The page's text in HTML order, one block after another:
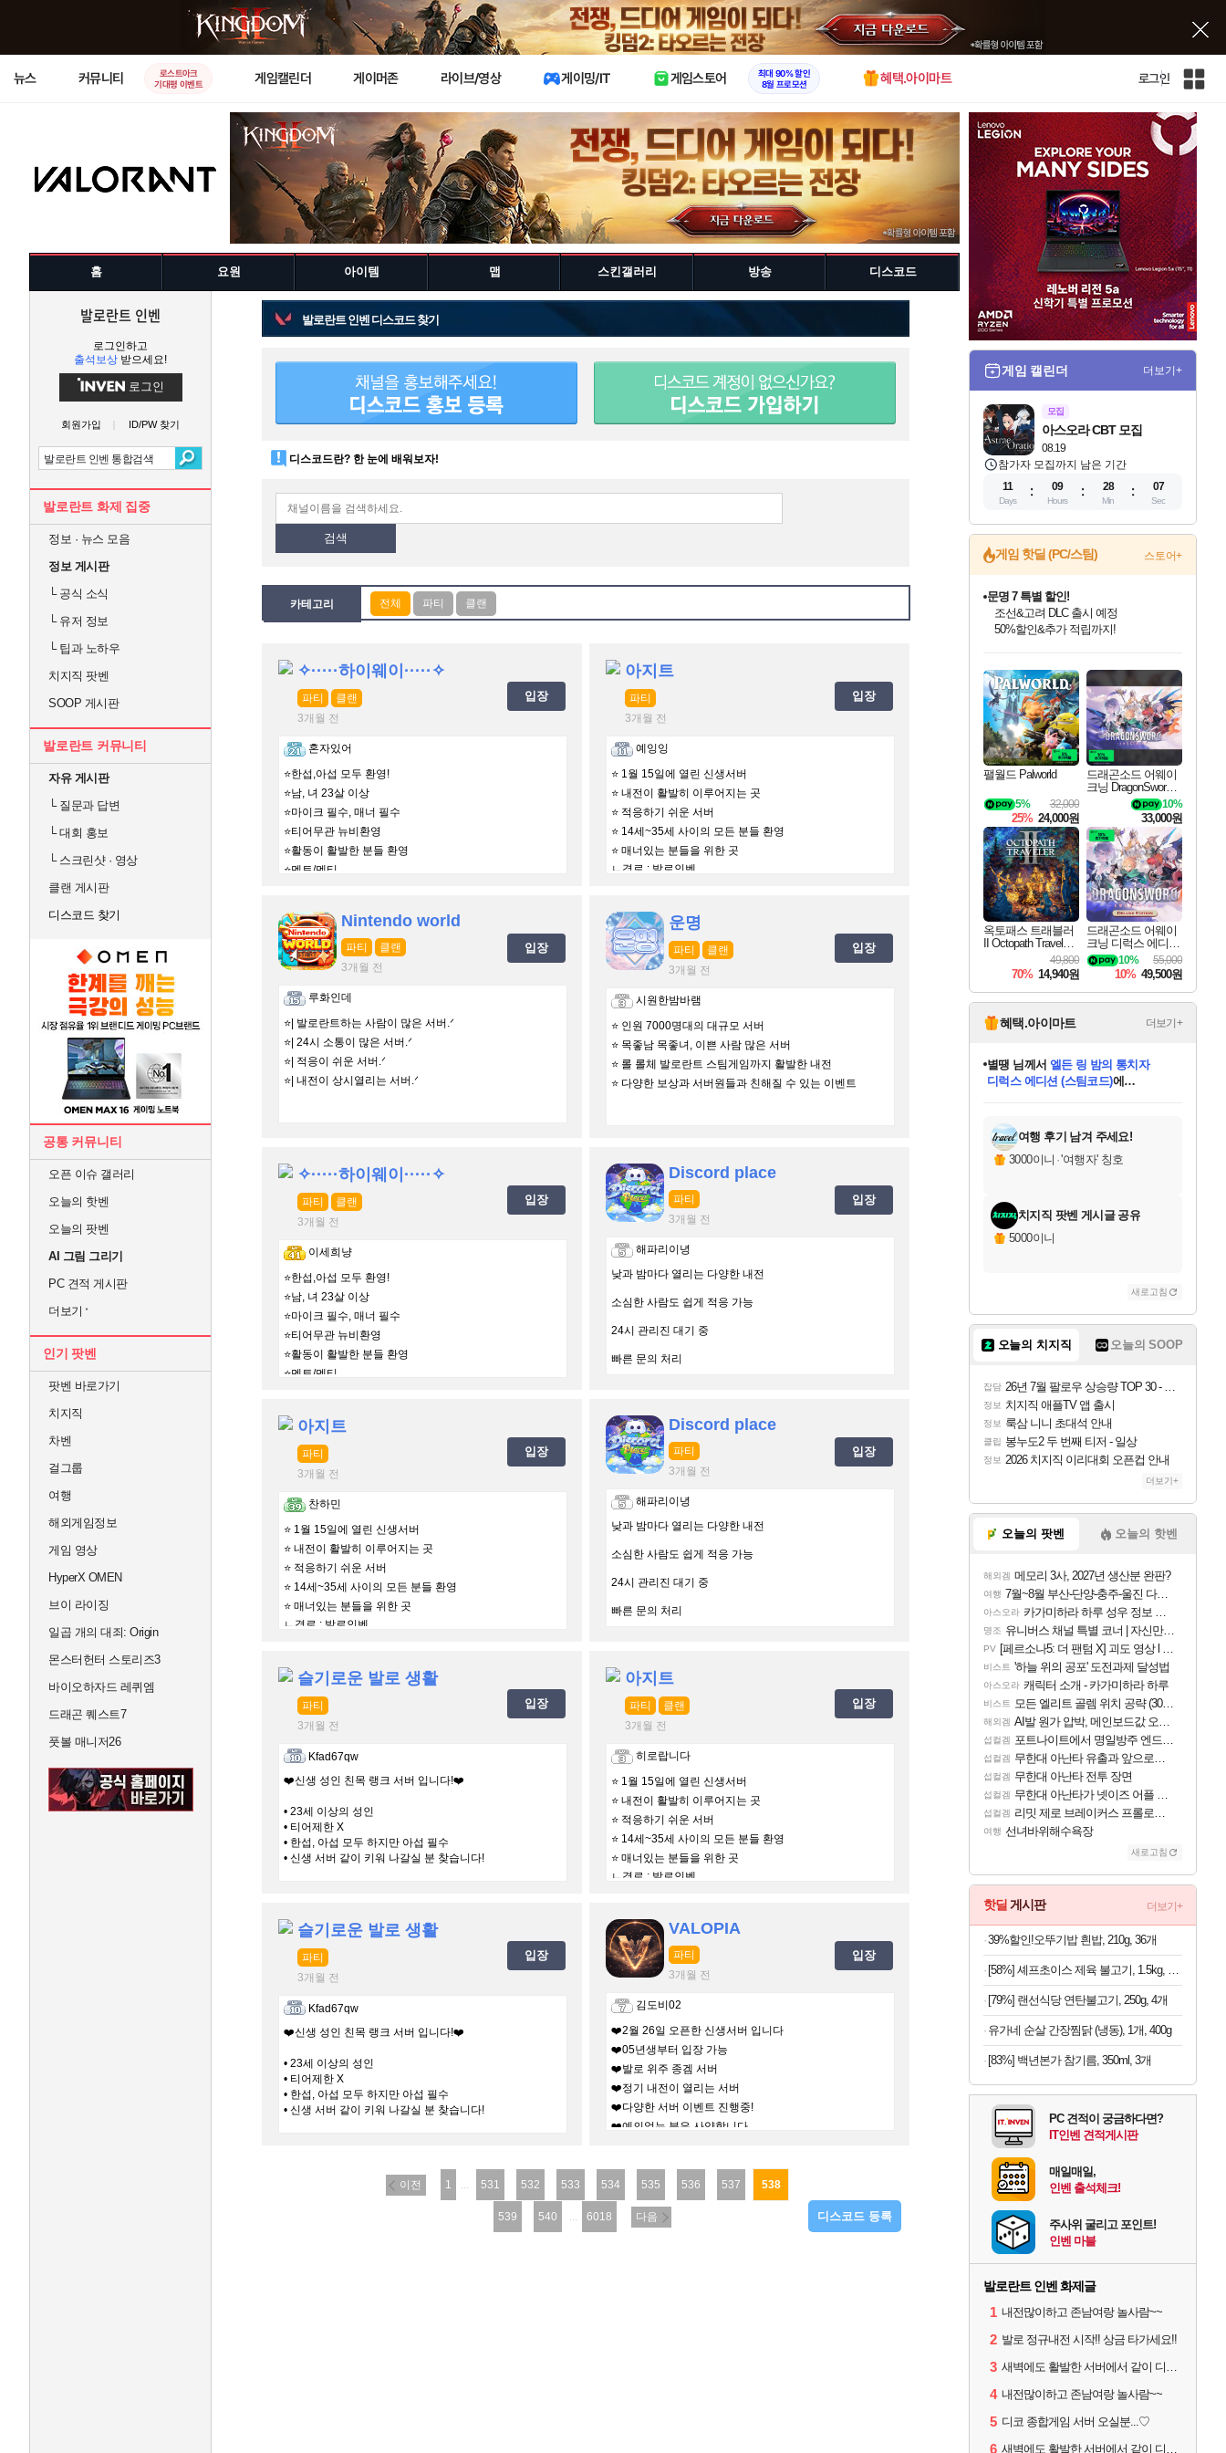
X
뉴스 커뮤니티
로스트아크
기대평 이벤트
게임캘린더 게이머존 라이브/영상 게이밍/IT 게임스토어
최대 90% 할인
8월 프로모션
혜택.아이마트 로그인
인
전
체
사
이
트
맵
홈 요원 아이템 맵 스킨갤러리 방송 디스코드
발로란트 인벤
로그인하고
출석보상 받으세요!
로그인
회원가입 ID/PW 찾기
발로란트 화제 집중
정보 · 뉴스 모음
정보 게시판
└공식 소식
└유저 정보
└팁과 노하우
치지직 팟벤
SOOP 게시판
발로란트 커뮤니티
자유 게시판
└질문과 답변
└대회 홍보
└스크린샷 · 영상
클랜 게시판
디스코드 찾기
공통 커뮤니티
오픈 이슈 갤러리
오늘의 핫벤
오늘의 팟벤
AI 그림 그리기
PC 견적 게시판
더보기
인기 팟벤
팟벤 바로가기
치지직
차벤
걸그룹
여행
해외게임정보
게임 영상
HyperX OMEN
브이 라이징
일곱 개의 대죄: Origin
몬스터헌터 스토리즈3
바이오하자드 레퀴엠
드래곤 퀘스트7
풋볼 매니저26
발로란트 인벤 디스코드 찾기
디스코드란? 한 눈에 배워보자!
검색
카테고리
✧·····하이웨이·····✧
파티
클랜
3개월 전
입장
혼자있어
⭐한섭,아섭 모두 환영!
⭐남, 녀 23살 이상
⭐마이크 필수, 매너 필수
⭐티어무관 뉴비환영
⭐활동이 활발한 분들 환영
⭐멘토/멘티
아지트
파티
3개월 전
입장
예잉잉
⭐ 1월 15일에 열린 신생서버
⭐ 내전이 활발히 이루어지는 곳
⭐ 적응하기 쉬운 서버
⭐ 14세~35세 사이의 모든 분들 환영
⭐ 매너있는 분들을 위한 곳
ㄴ경로 : 발로인벤
Nintendo world
파티
클랜
3개월 전
입장
루화인데
⭐️| 발로란트하는 사람이 많은 서버.ᐟ
⭐️| 24시 소통이 많은 서버.ᐟ
⭐️| 적응이 쉬운 서버.ᐟ
⭐️| 내전이 상시열리는 서버.ᐟ
운명
파티
클랜
3개월 전
입장
시원한밤바램
⭐ 인원 7000명대의 대규모 서버
⭐ 목좋남 목좋녀, 이쁜 사람 많은 서버
⭐ 롤 롤체 발로란트 스팀게임까지 활발한 내전
⭐ 다양한 보상과 서버원들과 친해질 수 있는 이벤트
✧·····하이웨이·····✧
파티
클랜
3개월 전
입장
이세희냥
⭐한섭,아섭 모두 환영!
⭐남, 녀 23살 이상
⭐마이크 필수, 매너 필수
⭐티어무관 뉴비환영
⭐활동이 활발한 분들 환영
⭐멘토/멘티
Discord place
파티
3개월 전
입장
해파리이녕
낮과 밤마다 열리는 다양한 내전
소심한 사람도 쉽게 적응 가능
24시 관리진 대기 중
빠른 문의 처리
아지트
파티
3개월 전
입장
찬하민
⭐ 1월 15일에 열린 신생서버
⭐ 내전이 활발히 이루어지는 곳
⭐ 적응하기 쉬운 서버
⭐ 14세~35세 사이의 모든 분들 환영
⭐ 매너있는 분들을 위한 곳
ㄴ경로 : 발로인벤
Discord place
파티
3개월 전
입장
해파리이녕
낮과 밤마다 열리는 다양한 내전
소심한 사람도 쉽게 적응 가능
24시 관리진 대기 중
빠른 문의 처리
슬기로운 발로 생활
파티
3개월 전
입장
Kfad67qw
❤️신생 성인 친목 랭크 서버 입니다!❤️
• 23세 이상의 성인
• 티어제한 X
• 한섭, 아섭 모두 하지만 아섭 필수
• 신생 서버 같이 키워 나갈실 분 찾습니다!
아지트
파티
클랜
3개월 전
입장
히로랍니다
⭐ 1월 15일에 열린 신생서버
⭐ 내전이 활발히 이루어지는 곳
⭐ 적응하기 쉬운 서버
⭐ 14세~35세 사이의 모든 분들 환영
⭐ 매너있는 분들을 위한 곳
ㄴ경로 : 발로인벤
슬기로운 발로 생활
파티
3개월 전
입장
Kfad67qw
❤️신생 성인 친목 랭크 서버 입니다!❤️
• 23세 이상의 성인
• 티어제한 X
• 한섭, 아섭 모두 하지만 아섭 필수
• 신생 서버 같이 키워 나갈실 분 찾습니다!
VALOPIA
파티
3개월 전
입장
김도비02
❤️2월 26일 오픈한 신생서버 입니다
❤️05년생부터 입장 가능
❤️발로 위주 종겜 서버
❤️정기 내전이 열리는 서버
❤️다양한 서버 이벤트 진행중!
❤️예의없는 분은 사양합니다
이전 1 ... 531 532 533 534 535 536 537 538
539 540 ... 6018 다음 디스코드 등록
게임 캘린더 더보기+
모집
08.19
아스오라 CBT 모집
참가자 모집까지 남은 기간
11
Days
09
Hours
28
Min
06
Sec
게임 핫딜 (PC/스팀) 스토어+
최대 90% 할인가를 만나보세요!
네이버혜택과 함께 만나보세요!
문명 7 특별 할인!
조선&고려 DLC 출시 예정
50%할인&추가 적립까지!
네이버 포인트 혜택까지!
이니&베니 혜택까지!
네이버 혜택가와 함께 예약하세요!
할인&네이버혜택으로 만나보세요!
네이버페이 혜택과 만나보세요!
40주년 프로모션으로 만나보세요!
할인가에 만나보세요!
일부 에디션 상시 할인!
혜택으로 예약 판매 중
편안하게 충전하세요
팰월드 Palworld
32,000
5%
25% 24,000원
드래곤소드 어웨이
크닝 DragonSword A
10%
33,000원
옥토패스 트래블러
II Octopath Traveler I
49,800
70% 14,940원
드래곤소드 어웨이
크닝 디럭스 에디션
DragonSword Awake
ning Deluxe Edition
55,000
10%
10% 49,500원
혜택.아이마트 더보기+
교환.
당첨되셨습니다.
니코 님께서 (본편포함) 데이브 더
다이버 인 더 정글 번들 (스팀코드)
당첨되셨습니다.
당첨되셨습니다.
당첨되셨습니다.
당첨되셨습니다.
당첨되셨습니다.
에디션 (스팀코드) 를 교환.
당첨되셨습니다.
여행 후기 남겨 주세요!
3000이니 ·'여행자' 칭호
치지직 팟벤 게시글 공유
5000이니
새로고침
오늘의 치지직 오늘의 SOOP
잡담 26년 7월 팔로우 상승량 TOP 30 - 월간 치지직
정보 치지직 애플TV 앱 출시
정보 룩삼 니니 초대석 안내
클립 봉누도2 두 번째 티저 - 일상
정보 2026 치지직 이리대회 오픈컵 안내
더보기+
오늘의 팟벤 오늘의 핫벤
해외겜 메모리 3사, 2027년 생산분 완판?
여행 7월~8월 부산-단양-충주-울진 다녀왔어요~
아스오라 카가미하라 하루 성우 정보 및 주요 필모
명조 유니버스 채널 특별 코너 | 자신만의 스타일
PV [페르소나5: 더 팬텀 X] 괴도 영상 l 타카마키 안·댄싱 스타
비스트 '하늘 위의 공포' 도전과제 달성법
아스오라 캐릭터 소개 - 카가미하라 하루
비스트 모든 엘리트 골렘 위치 공략 (30개) - 방랑 결투가
해외겜 AI발 원가 압박, 메인보드값 오르나
섭컬겜 포트나이트에서 명일방주 엔드필드 [펠리카] 판매 예정
섭컬겜 무한대 아난타 유출과 앞으로의 예상 (루머)
섭컬겜 무한대 아난타 전투 장면
섭컬겜 무한대 아난타가 넷이즈 어플 달력에 일정 등록
섭컬겜 리밋 제로 브레이커스 프롤로그 테스트 후기 영상 업로드
여행 선녀바위해수욕장
새로고침
핫딜 게시판 더보기+
39%할인!오뚜기밥 흰밥, 210g, 36개
[58%] 셰프초이스 제육 불고기, 1.5kg, 1개
[79%] 랜선식당 연탄불고기, 250g, 4개
유가네 순살 간장찜닭 (냉동), 1개, 400g
[83%] 백년본가 참기름, 350ml, 3개
PC 견적이 궁금하다면?
IT인벤 견적게시판
매일매일,
인벤 출석체크!
주사위 굴리고 포인트!
인벤 마블
발로란트 인벤 화제글
1 내전많이하고 존남여랑 놀사람~~
2 발로 정규내전 시작!! 상금 타가세요!!
3 새벽에도 활발한 서버에서 같이 디코하면서 겜할 사람!
4 내전많이하고 존남여랑 놀사람~~
5 디코 종합게임 서버 오실분...♡
6 새벽에도 활발한 서버에서 같이 디코하면서 겜할 사람!